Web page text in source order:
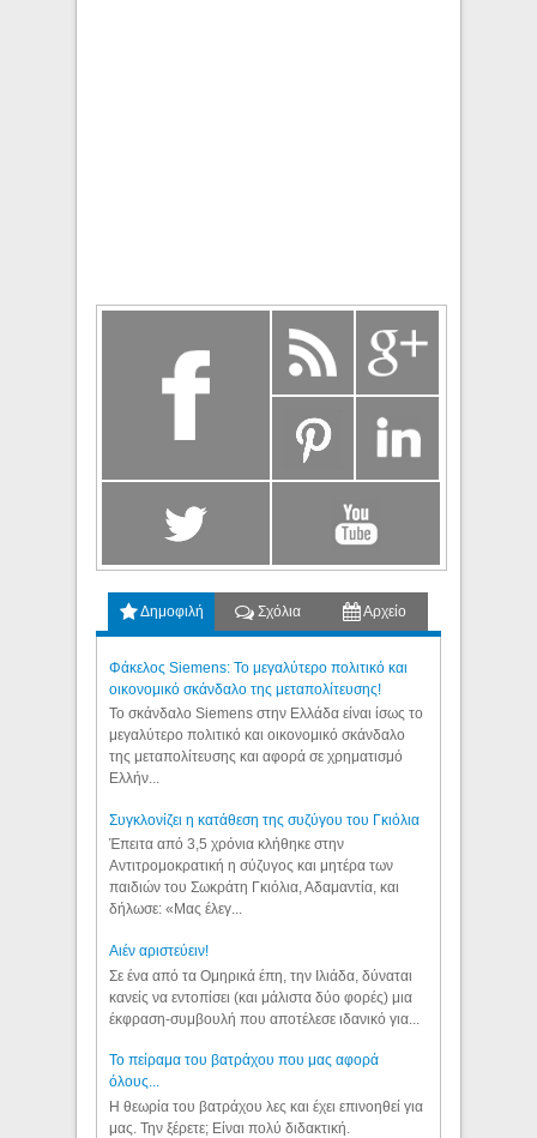
Δημοφιλή Σχόλια Αρχείο
Φάκελος Siemens: Το μεγαλύτερο πολιτικό και
οικονομικό σκάνδαλο της μεταπολίτευσης!
Το σκάνδαλο Siemens στην Ελλάδα είναι ίσως το
μεγαλύτερο πολιτικό και οικονομικό σκάνδαλο
της μεταπολίτευσης και αφορά σε χρηματισμό
Ελλήν...
Συγκλονίζει η κατάθεση της συζύγου του Γκιόλια
Έπειτα από 3,5 χρόνια κλήθηκε στην
Αντιτρομοκρατική η σύζυγος και μητέρα των
παιδιών του Σωκράτη Γκιόλια, Αδαμαντία, και
δήλωσε: «Μας έλεγ...
Aιέν αριστεύειν!
Σε ένα από τα Ομηρικά έπη, την Ιλιάδα, δύναται
κανείς να εντοπίσει (και μάλιστα δύο φορές) μια
έκφραση-συμβουλή που αποτέλεσε ιδανικό για...
Το πείραμα του βατράχου που μας αφορά
όλους...
Η θεωρία του βατράχου λες και έχει επινοηθεί για
μας. Την ξέρετε; Είναι πολύ διδακτική.